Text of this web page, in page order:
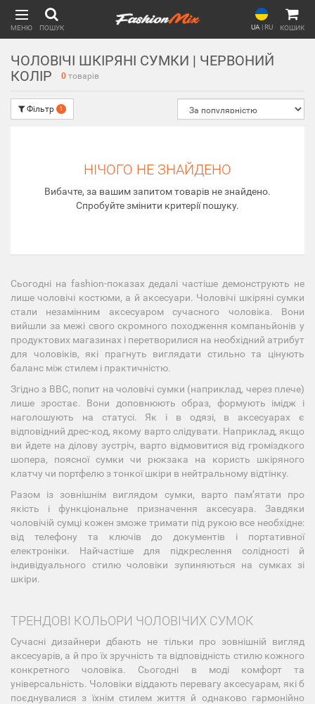
МЕНЮ ПОШУК UA | RU КОШИК
ЧОЛОВІЧІ ШКІРЯНІ СУМКИ | ЧЕРВОНИЙ
КОЛІР
0 товарів
Фільтр 1
НІЧОГО НЕ ЗНАЙДЕНО
Вибачте, за вашим запитом товарів не знайдено.
Спробуйте змінити критерії пошуку.
Сьогодні на fashion-показах дедалі частіше демонструють не
лише чоловічі костюми, а й аксесуари. Чоловічі шкіряні сумки
стали незамінним аксесуаром сучасного чоловіка. Вони
вийшли за межі свого скромного походження компаньйонів у
продуктових магазинах і перетворилися на необхідний атрибут
для чоловіків, які прагнуть виглядати стильно та цінують
баланс між стилем і практичністю.
Згідно з BBC, попит на чоловічі сумки (наприклад, через плече)
лише зростає. Вони доповнюють образ, формують імідж і
наголошують на статусі. Як і в одязі, в аксесуарах є
відповідний дрес-код, якому варто слідувати. Наприклад, якщо
ви йдете на ділову зустріч, варто відмовитися від громіздкого
шопера, поясної сумки чи рюкзака на користь шкіряного
клатчу чи портфелю з тонкої шкіри в нейтральному відтінку.
Разом із зовнішнім виглядом сумки, варто памʼятати про
якість і функціональне призначення аксесуара. Завдяки
чоловічій сумці кожен зможе тримати під рукою все необхідне:
від телефону та ключів до документів і портативної
електроніки. Найчастіше для підкреслення солідності й
індивідуального стилю чоловіки зупиняються на сумках зі
шкіри.
ТРЕНДОВІ КОЛЬОРИ ЧОЛОВІЧИХ СУМОК
Сучасні дизайнери дбають не тільки про зовнішній вигляд
аксесуарів, а й про їх зручність та відповідність стилю кожного
конкретного чоловіка. Сьогодні в моді комфорт та
універсальність. Чоловіки віддають перевагу аксесуарам, які б
поєднувалися з їхнім стилем життя й однаково гармонійно